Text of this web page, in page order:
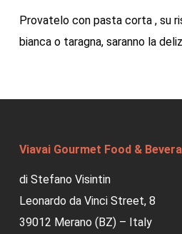
Provatelo con pasta corta , su
bianca o taragna, saranno la
Viavai Gourmet Food &
di Stefano Visintin
Leonardo da Vinci Street, 8
39012 Merano (BZ) – Italy